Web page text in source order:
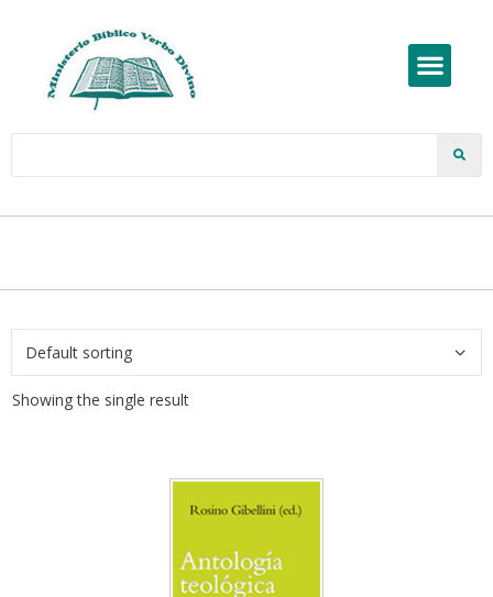
Showing the single result